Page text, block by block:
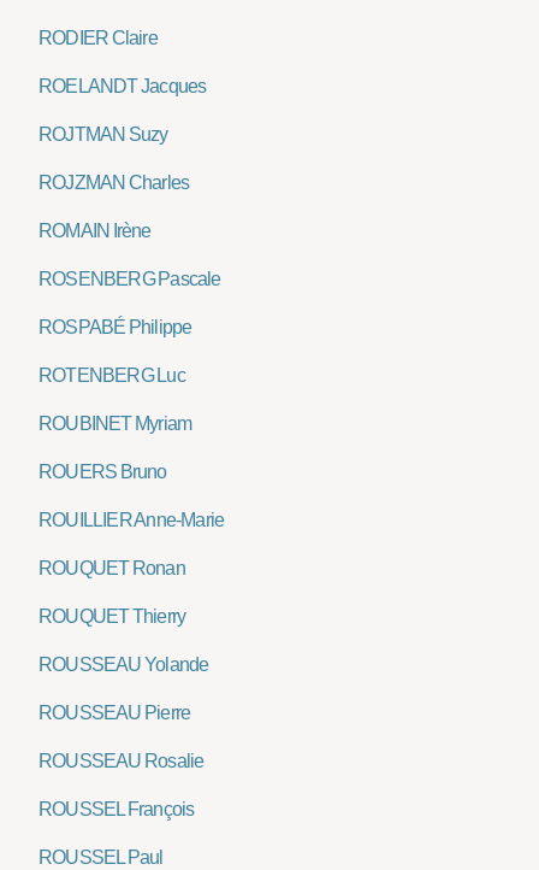
RODIER Claire
ROELANDT Jacques
ROJTMAN Suzy
ROJZMAN Charles
ROMAIN Irène
ROSENBERG Pascale
ROSPABÉ Philippe
ROTENBERG Luc
ROUBINET Myriam
ROUERS Bruno
ROUILLIER Anne-Marie
ROUQUET Ronan
ROUQUET Thierry
ROUSSEAU Yolande
ROUSSEAU Pierre
ROUSSEAU Rosalie
ROUSSEL François
ROUSSEL Paul